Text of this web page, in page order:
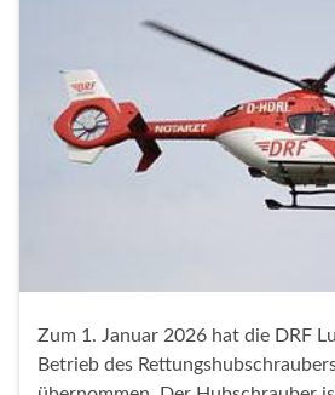
Zum 1. Januar 2026 hat die DRF
Betrieb des